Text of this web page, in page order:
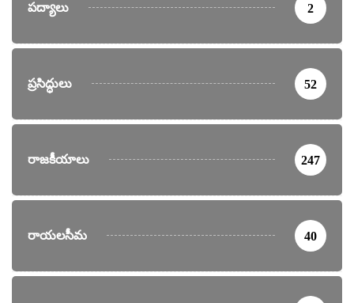
పద్యాలు 2
ప్రసిద్ధులు 52
రాజకీయాలు 247
రాయలసీమ 40